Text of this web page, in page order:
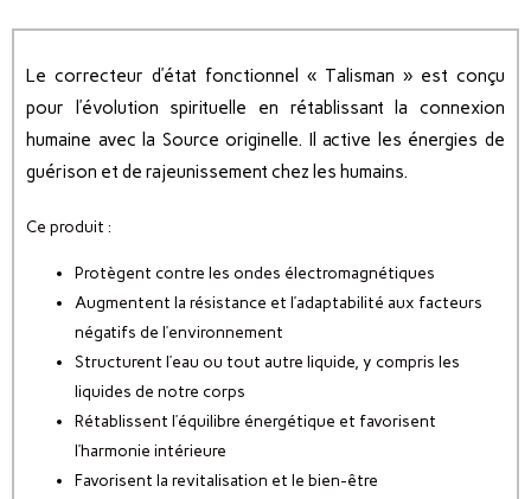
Le correcteur d’état fonctionnel « Talisman » est conçu
pour l’évolution spirituelle en rétablissant la connexion
humaine avec la Source originelle. Il active les énergies de
guérison et de rajeunissement chez les humains.
Ce produit :
Protègent contre les ondes électromagnétiques
Augmentent la résistance et l’adaptabilité aux facteurs
négatifs de l’environnement
Structurent l’eau ou tout autre liquide, y compris les
liquides de notre corps
Rétablissent l’équilibre énergétique et favorisent
l’harmonie intérieure
Favorisent la revitalisation et le bien-être